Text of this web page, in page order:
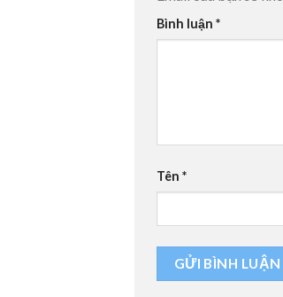
Bình luận *
Tên *